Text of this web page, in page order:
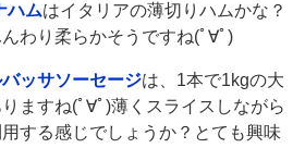
ハムはイタリアの薄切りハムかな？
わり柔らかそうですね(ﾟ∀ﾟ)
ッサソーセージは、1本で1kgの大
ますね(ﾟ∀ﾟ)薄くスライスしながら
する感じでしょうか？とても興味